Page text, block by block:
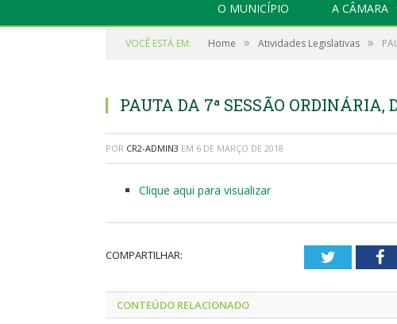
O MUNICÍPIO A CÂMARA
VOCÊ ESTÁ EM: Home » Atividades Legislativas »
PAUTA DA 7ª SESSÃO ORDINÁRIA,
POR CR2-ADMIN3 EM 6 DE MARÇO DE 2018
Clique aqui para visualizar
COMPARTILHAR: Twitter
CONTEÚDO RELACIONADO